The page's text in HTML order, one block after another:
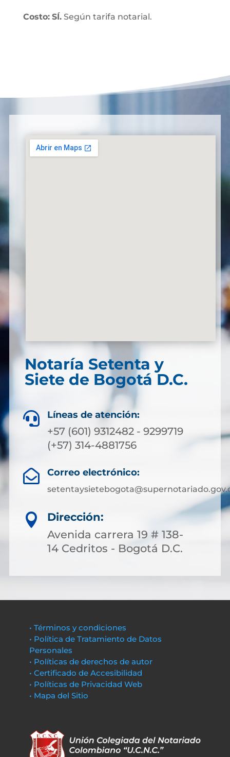
Costo: SÍ.Según tarifa notarial.
Notaría Setenta y
Siete de Bogotá D.C.
 Líneas de atención:
+57 (601) 9312482 - 9299719
(+57) 314-4881756
 Correo electrónico:

Dirección:
Avenida carrera 19 # 138-
14 Cedritos - Bogotá D.C.
• Términos y condiciones
• Política de Tratamiento de Datos
Personales
• Políticas de derechos de autor
• Certificado de Accesibilidad
• Políticas de Privacidad Web
• Mapa del Sitio